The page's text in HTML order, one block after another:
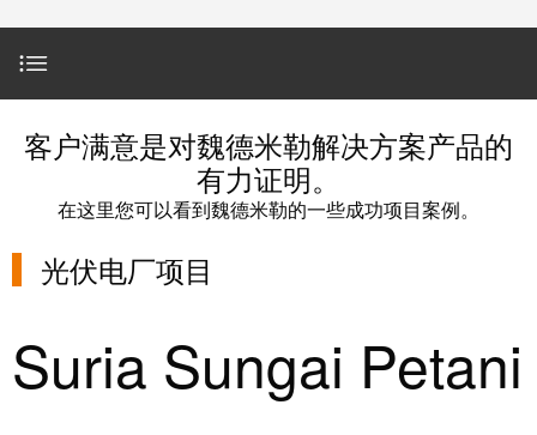
插
PCB
接
插
件
PCB
端
接
PUSH
IN
插
式
联
直
流
整
装
接
盒
速
交
我
的
任
魏
米
勒
训
中
络
麒麟端子
电厂项目
屋顶应用项目
联系方式
客户满意是对魏德米勒解决方案产品的
有力证明。
在这里您可以看到魏德米勒的一些成功项目案例。
光伏电厂项目
Suria Sungai Petani